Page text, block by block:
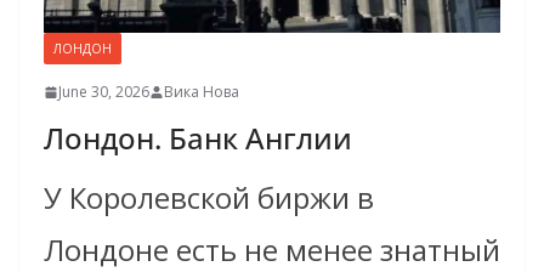
ЛОНДОН
June 30, 2026 Вика Нова
Лондон. Банк Англии
У Королевской биржи в
Лондоне есть не менее знатный